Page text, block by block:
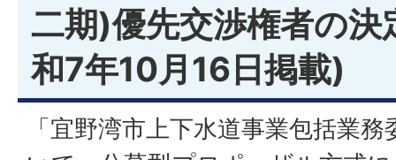
二期)優先交渉権者の
和7年10月16日掲載)
「宜野湾市上下水道事業包括業